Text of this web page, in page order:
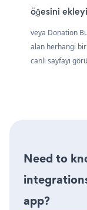
öğesini
veya Donation
alan herhangi bir
canlı sayfayı
Need to
app?